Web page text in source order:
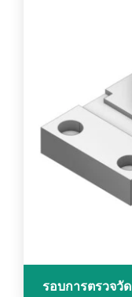
รอบการตรวจวัด